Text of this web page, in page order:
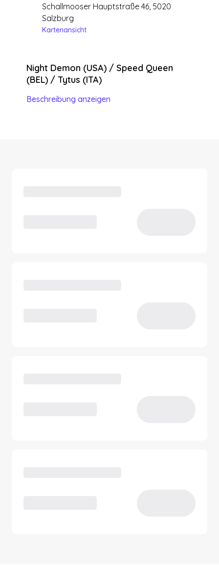
Schallmooser Hauptstraße 46, 5020
Salzburg
Kartenansicht
Night Demon (USA) / Speed Queen
(BEL) / Tytus (ITA)
Beschreibung anzeigen